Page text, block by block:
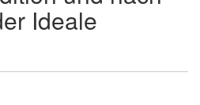
Ideale